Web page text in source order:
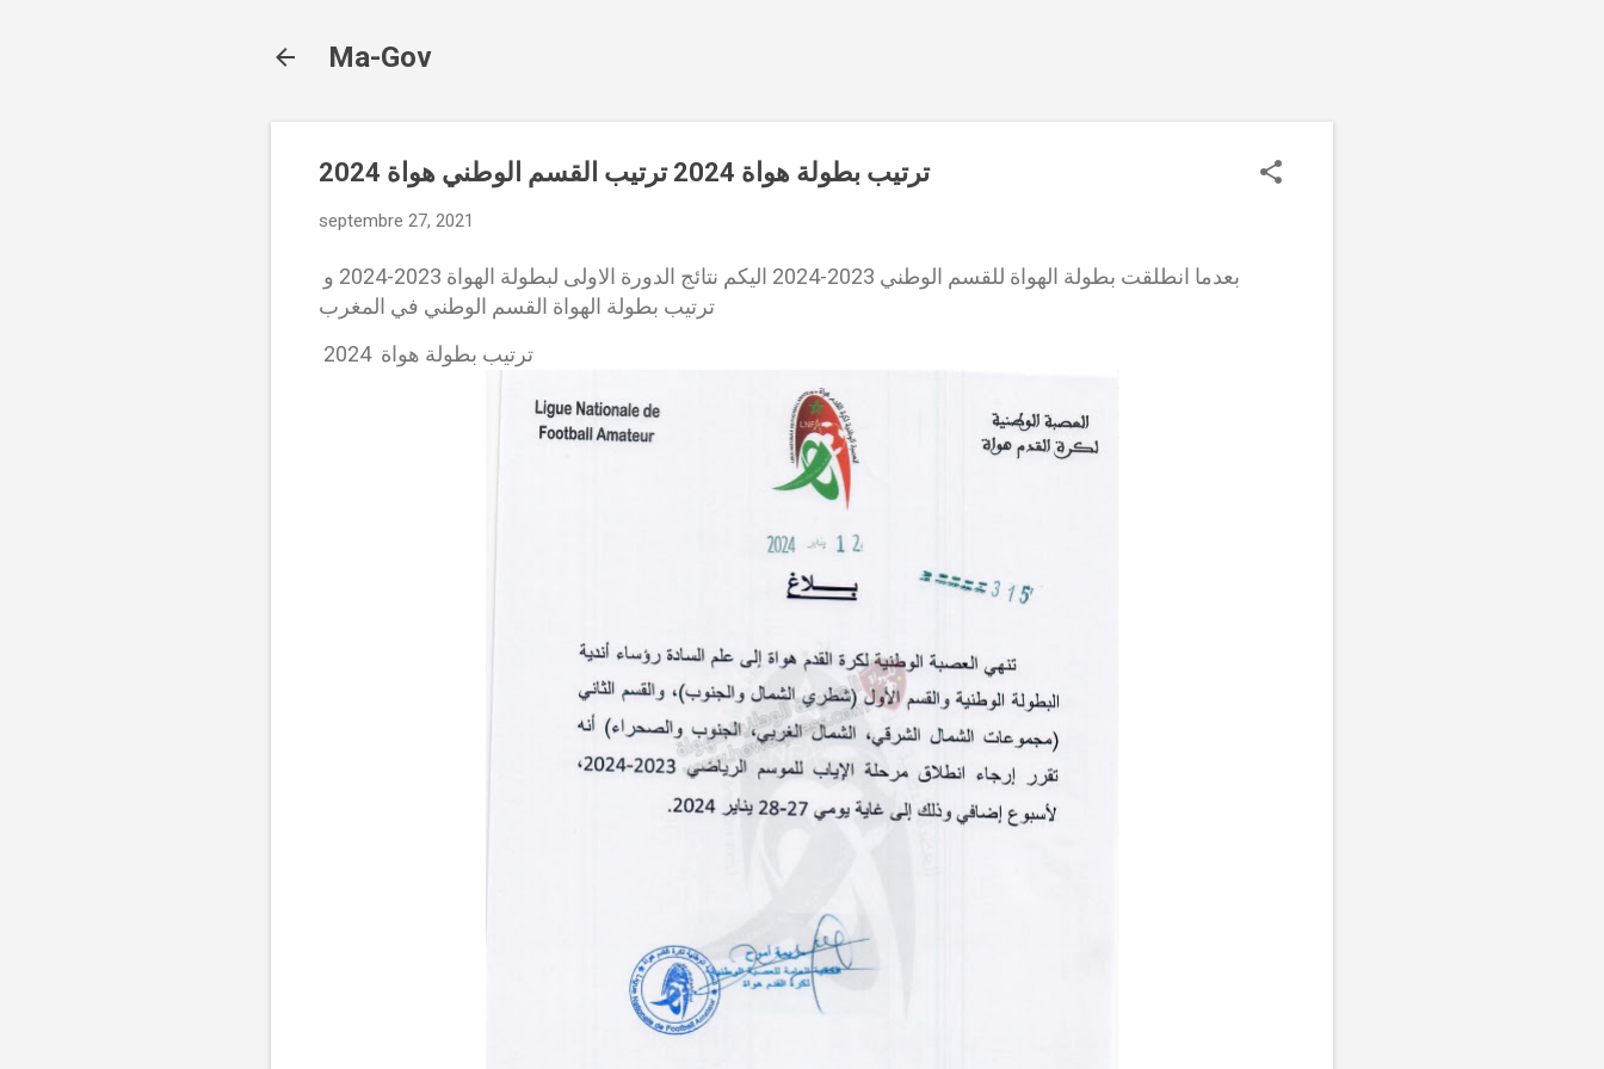
Ma-Gov
ترتيب بطولة هواة 2024 ترتيب القسم الوطني هواة 2024
septembre 27, 2021
بعدما انطلقت بطولة الهواة للقسم الوطني 2023-2024 اليكم نتائج الدورة الاولى لبطولة الهواة 2023-2024 و
ترتيب بطولة هواة 2024